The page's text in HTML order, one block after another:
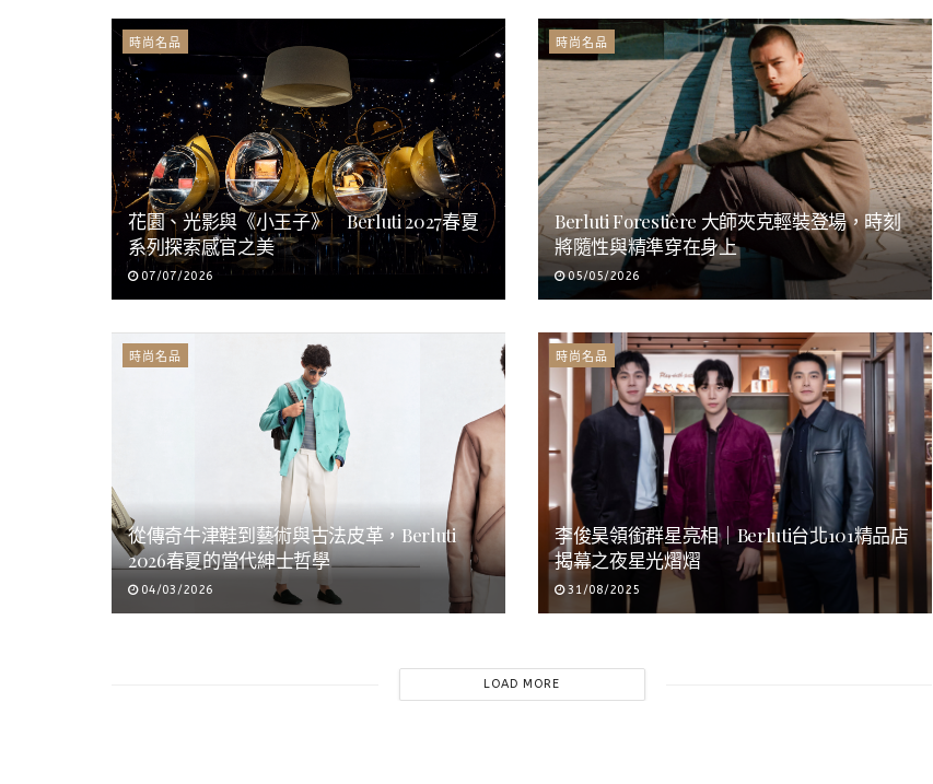
時尚名品
花園、光影與《小王子》 Berluti 2027春夏
系列探索感官之美
07/07/2026
時尚名品
Berluti Forestière 大師夾克輕裝登場，時刻
將隨性與精準穿在身上
05/05/2026
時尚名品
從傳奇牛津鞋到藝術與古法皮革，Berluti
2026春夏的當代紳士哲學
04/03/2026
時尚名品
李俊昊領銜群星亮相｜Berluti台北101精品店
揭幕之夜星光熠熠
31/08/2025
LOAD MORE